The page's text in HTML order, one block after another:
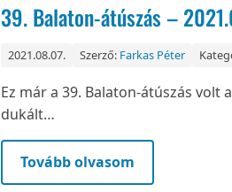
39. Balaton-átúszás –
2021.08.07. Szerző: Farkas Péter
Ez már a 39. Balaton-átúszás volt
dukált…
Tovább olvasom